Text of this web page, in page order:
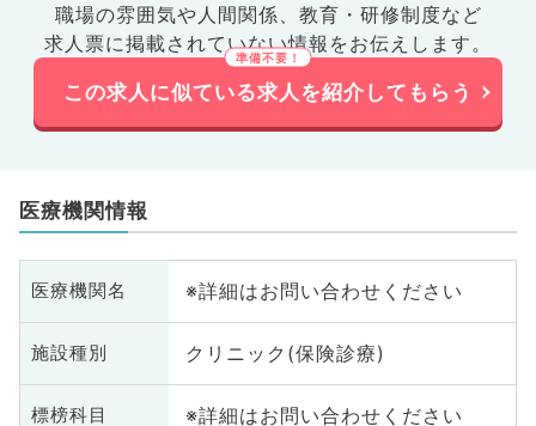
職場の雰囲気や人間関係、 教育・研修制度など
求人票に掲載されていない情報をお伝えします。
この求人に似ている求人を紹介してもらう
医療機関情報
医療機関名 ※詳細はお問い合わせください
施設種別 クリニック(保険診療)
標榜科目 ※詳細はお問い合わせください